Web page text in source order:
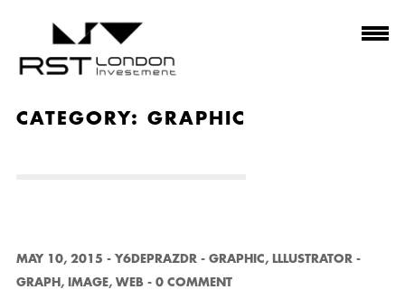
CATEGORY: GRAPHIC
MAY 10, 2015 - Y6DEPRAZDR - GRAPHIC, LLLUSTRATOR -
GRAPH , IMAGE, WEB - 0 COMMENT